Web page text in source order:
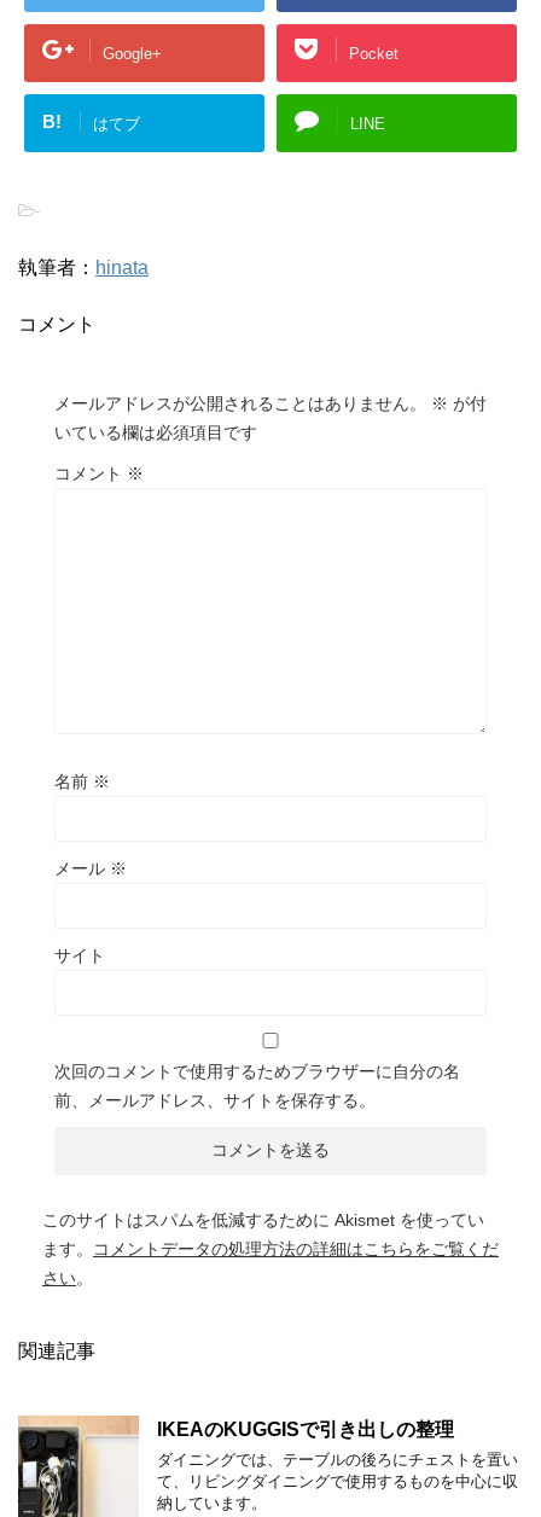
Google+ Pocket
B! はてブ LINE
-
執筆者： hinata
コメント
メールアドレスが公開されることはありません。 ※ が付
いている欄は必須項目です
コメント ※
名前 ※
メール ※
サイト
次回のコメントで使用するためブラウザーに自分の名
前、メールアドレス、サイトを保存する。
このサイトはスパムを低減するために Akismet を使ってい
ます。
コメントデータの処理方法の詳細はこちらをご覧くだ
さい。
関連記事
IKEAのKUGGISで引き出しの整理
ダイニングでは、テーブルの後ろにチェストを置い
て、リビングダイニングで使用するものを中心に収
納しています。